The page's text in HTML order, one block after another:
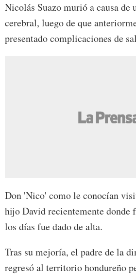
Nicolás Suazo murió a causa de
cerebral, luego de que
presentado complicaciones de
Don 'Nico' como le conocían
hijo David recientemente donde
los días fue dado de alta.
Tras su mejoría, el padre de la
regresó al territorio hondureño